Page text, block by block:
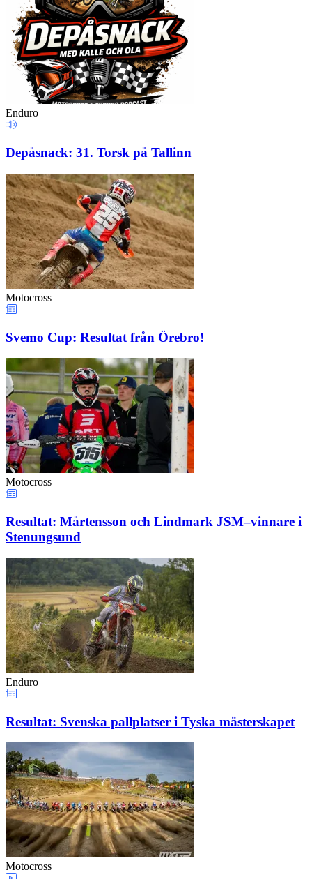
Enduro
Depåsnack: 31. Torsk på Tallinn
Motocross
Svemo Cup: Resultat från Örebro!
Motocross
Resultat: Mårtensson och Lindmark JSM–vinnare i
Stenungsund
Enduro
Resultat: Svenska pallplatser i Tyska mästerskapet
Motocross